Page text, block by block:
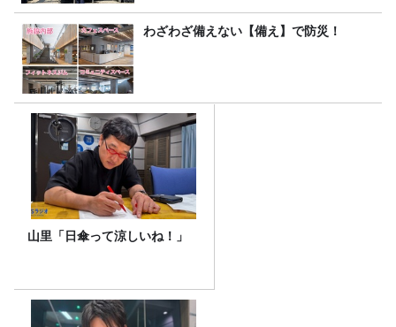
わざわざ備えない【備え】で防災！
山里「日傘って涼しいね！」